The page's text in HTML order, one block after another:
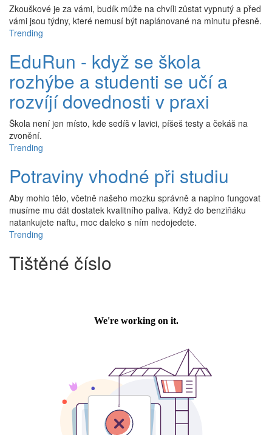
Zkouškové je za vámi, budík může na chvíli zůstat vypnutý a před
vámi jsou týdny, které nemusí být naplánované na minutu přesně.
Trending
EduRun - když se škola
rozhýbe a studenti se učí a
rozvíjí dovednosti v praxi
Škola není jen místo, kde sedíš v lavici, píšeš testy a čekáš na
zvonění.
Trending
Potraviny vhodné při studiu
Aby mohlo tělo, včetně našeho mozku správně a naplno fungovat
musíme mu dát dostatek kvalitního paliva. Když do benziňáku
natankujete naftu, moc daleko s ním nedojedete.
Trending
Tištěné číslo